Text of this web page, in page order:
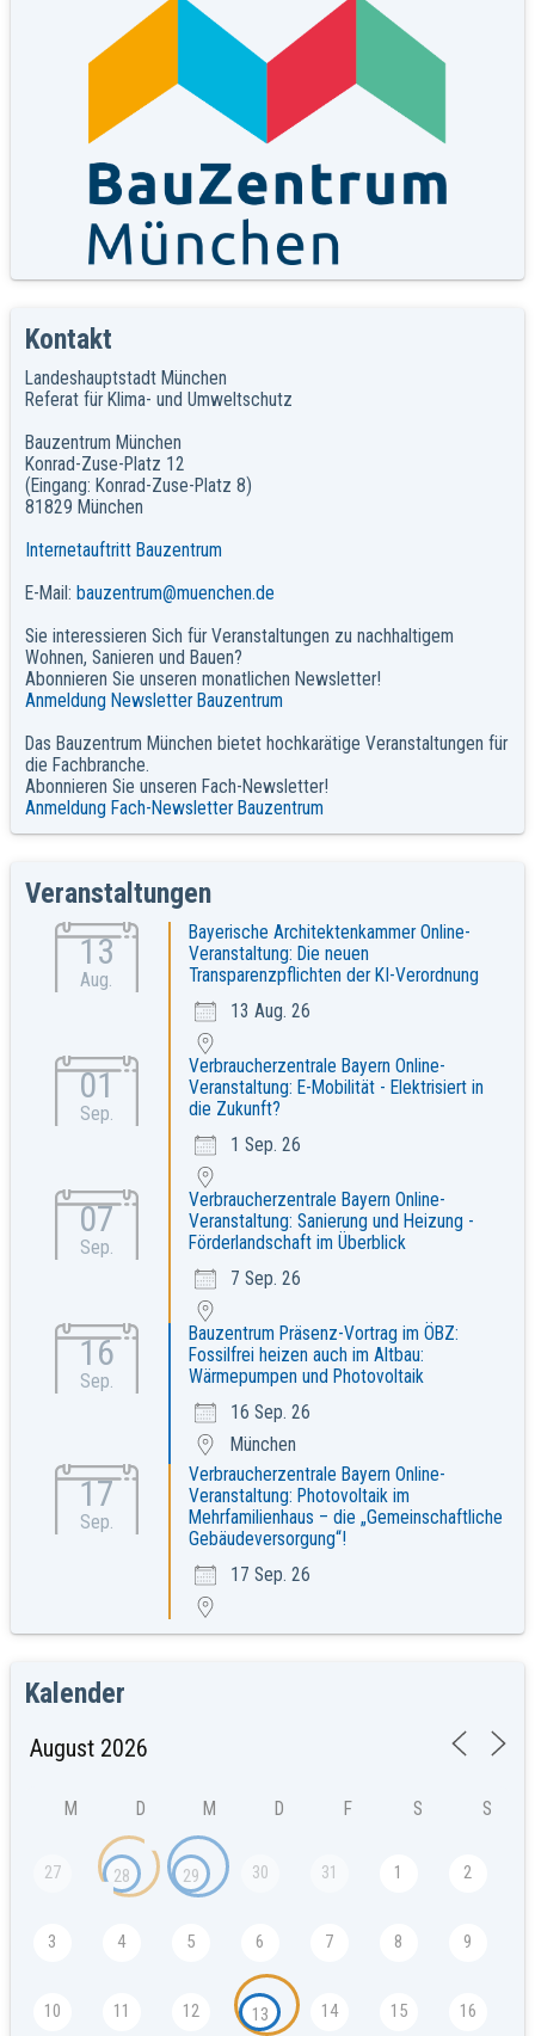
Kontakt
Landeshauptstadt München
Referat für Klima- und Umweltschutz
Bauzentrum München
Konrad-Zuse-Platz 12
(Eingang: Konrad-Zuse-Platz 8)
81829 München
Internetauftritt Bauzentrum
E-Mail: bauzentrum@muenchen.de
Sie interessieren Sich für Veranstaltungen zu nachhaltigem
Wohnen, Sanieren und Bauen?
Abonnieren Sie unseren monatlichen Newsletter!
Anmeldung Newsletter Bauzentrum
Das Bauzentrum München bietet hochkarätige Veranstaltungen für
die Fachbranche.
Abonnieren Sie unseren Fach-Newsletter!
Anmeldung Fach-Newsletter Bauzentrum
Veranstaltungen
13
Aug.
Bayerische Architektenkammer Online-
Veranstaltung: Die neuen
Transparenzpflichten der KI-Verordnung
13 Aug. 26
01
Sep.
Verbraucherzentrale Bayern Online-
Veranstaltung: E-Mobilität - Elektrisiert in
die Zukunft?
1 Sep. 26
07
Sep.
Verbraucherzentrale Bayern Online-
Veranstaltung: Sanierung und Heizung -
Förderlandschaft im Überblick
7 Sep. 26
16
Sep.
Bauzentrum Präsenz-Vortrag im ÖBZ:
Fossilfrei heizen auch im Altbau:
Wärmepumpen und Photovoltaik
16 Sep. 26
München
17
Sep.
Verbraucherzentrale Bayern Online-
Veranstaltung: Photovoltaik im
Mehrfamilienhaus – die „Gemeinschaftliche
Gebäudeversorgung“!
17 Sep. 26
Kalender
M D M D F S S
27 28 29 30 31 1 2
3 4 5 6 7 8 9
10 11 12 13 14 15 16